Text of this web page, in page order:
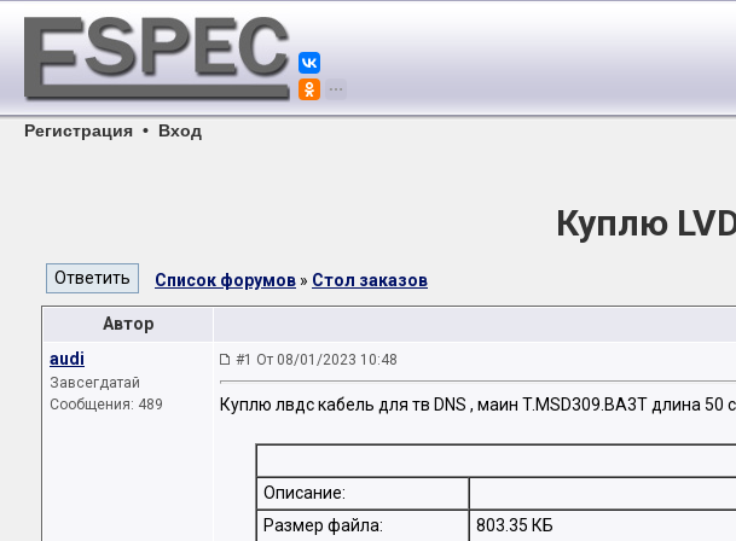
Регистрация • Вход
Куплю
Список форумов » Стол заказов
Автор
audi
Завсегдатай
Сообщения: 489
#1 От 08/01/2023 10:48
Куплю лвдс кабель для тв DNS , маин T.MSD309.BA3T длина
Описание:
Размер файла:
803.35 КБ